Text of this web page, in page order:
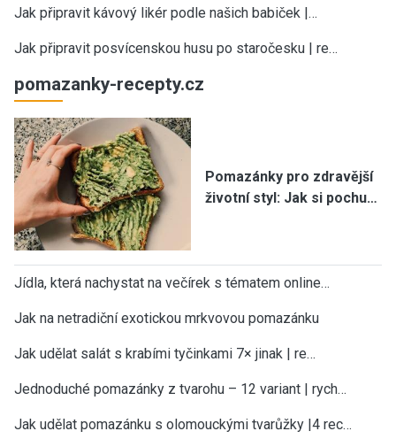
Jak připravit kávový likér podle našich babiček |…
Jak připravit posvícenskou husu po staročesku | re…
pomazanky-recepty.cz
Pomazánky pro zdravější
životní styl: Jak si pochu…
Jídla, která nachystat na večírek s tématem online…
Jak na netradiční exotickou mrkvovou pomazánku
Jak udělat salát s krabími tyčinkami 7× jinak | re…
Jednoduché pomazánky z tvarohu – 12 variant | rych…
Jak udělat pomazánku s olomouckými tvarůžky |4 rec…